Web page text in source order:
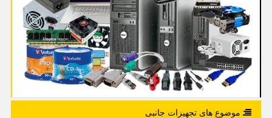
موضوع های تجهیزات جانبی